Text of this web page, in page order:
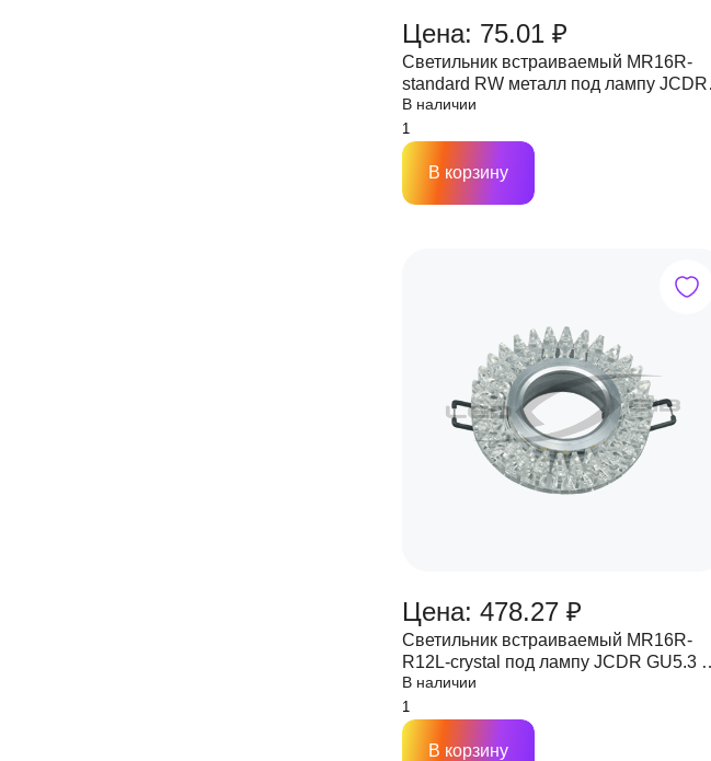
Цена: 75.01 ₽
Светильник встраиваемый MR16R-
standard RW металл под лампу JCDR
GU5.3 12/230В IN HOME
В наличии
В корзину
Цена: 478.27 ₽
Светильник встраиваемый MR16R-
R12L-crystal под лампу JCDR GU5.3 с
подсветкой Прозрачный/Хром IN
HOME
В наличии
В корзину